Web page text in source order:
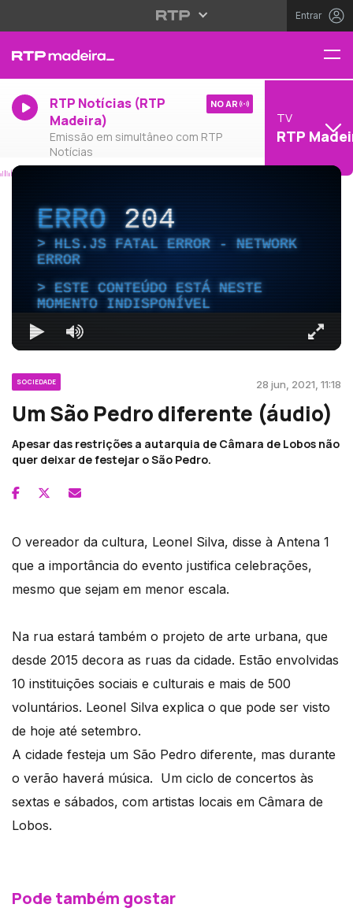
Entrar
RTP Notícias (RTP
Madeira)
Emissão em simultâneo com RTP
Notícias
NO AR
TV
RTP
ERRO204
HLS.JS FATAL ERROR - NETWORK
ERROR
ESTE CONTEÚDO ESTÁ NESTE
MOMENTO INDISPONÍVEL
SOCIEDADE 28 jun, 2021, 11:18
Um São Pedro diferente (áudio)
Apesar das restrições a autarquia de Câmara de Lobos não
quer deixar de festejar o São Pedro.
O vereador da cultura, Leonel Silva, disse à Antena 1
que a importância do evento justifica celebrações,
mesmo que sejam em menor escala.
Na rua estará também o projeto de arte urbana, que
desde 2015 decora as ruas da cidade. Estão envolvidas
10 instituições sociais e culturais e mais de 500
voluntários. Leonel Silva explica o que pode ser visto
de hoje até setembro.
A cidade festeja um São Pedro diferente, mas durante
o verão haverá música. Um ciclo de concertos às
sextas e sábados, com artistas locais em Câmara de
Lobos.
Pode também gostar